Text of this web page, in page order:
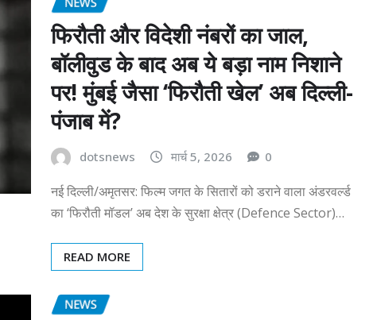
फिरौती और विदेशी नंबरों का जाल,
बॉलीवुड के बाद अब ये बड़ा नाम निशाने
पर! मुंबई जैसा ‘फिरौती खेल’ अब दिल्ली-
पंजाब में?
dotsnews मार्च 5, 2026 0
नई दिल्ली/अमृतसर: फिल्म जगत के सितारों को डराने वाला अंडरवर्ल्ड
का ‘फिरौती मॉडल’ अब देश के सुरक्षा क्षेत्र (Defence Sector)…
READ MORE
NEWS